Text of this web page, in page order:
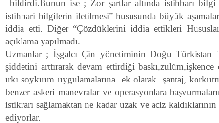
bildirdi.Bunun ise ; Zor şartlar altında istihbarı
istihbari bilgilerin iletilmesi” hususunda büyük
iddia etti. Diğer “Çözdüklerini iddia ettikleri
açıklama yapılmadı.
Uzmanlar ; İşgalcı Çin yönetiminin Doğu Türkistan
şiddetini arttırarak devam ettirdiği
ırkı soykırım uygulamalarına ek olarak şantaj,
benzer askeri manevralar ve operasyonlara
istikrarı sağlamaktan ne kadar uzak ve aciz
ediyorlar.